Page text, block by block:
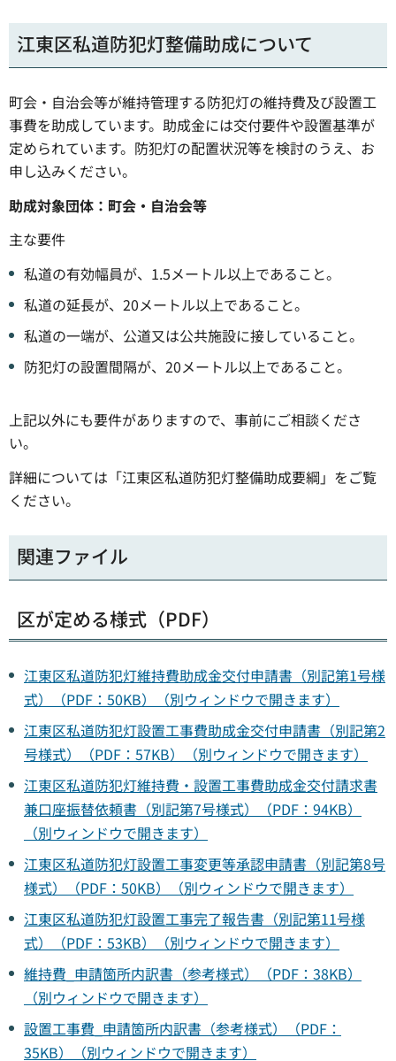
江東区私道防犯灯整備助成について
町会・自治会等が維持管理する防犯灯の維持費及び設置工
事費を助成しています。助成金には交付要件や設置基準が
定められています。防犯灯の配置状況等を検討のうえ、お
申し込みください。
助成対象団体：町会・自治会等
主な要件
私道の有効幅員が、1.5メートル以上であること。
私道の延長が、20メートル以上であること。
私道の一端が、公道又は公共施設に接していること。
防犯灯の設置間隔が、20メートル以上であること。
上記以外にも要件がありますので、事前にご相談くださ
い。
詳細については「江東区私道防犯灯整備助成要綱」をご覧
ください。
関連ファイル
区が定める様式（PDF）
江東区私道防犯灯維持費助成金交付申請書（別記第1号様
式）（PDF：50KB）（別ウィンドウで開きます）
江東区私道防犯灯設置工事費助成金交付申請書（別記第2
号様式）（PDF：57KB）（別ウィンドウで開きます）
江東区私道防犯灯維持費・設置工事費助成金交付請求書
兼口座振替依頼書（別記第7号様式）（PDF：94KB）
（別ウィンドウで開きます）
江東区私道防犯灯設置工事変更等承認申請書（別記第8号
様式）（PDF：50KB）（別ウィンドウで開きます）
江東区私道防犯灯設置工事完了報告書（別記第11号様
式）（PDF：53KB）（別ウィンドウで開きます）
維持費_申請箇所内訳書（参考様式）（PDF：38KB）
（別ウィンドウで開きます）
設置工事費_申請箇所内訳書（参考様式）（PDF：
35KB）（別ウィンドウで開きます）